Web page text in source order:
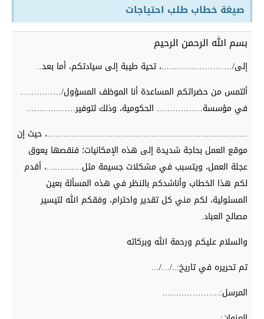
صيغة خطاب طلب احتياجات
بسم الله الرحمن الرحيم
إلى/……………………..، تحية طيبة إلى سيادتكم، أما بعد..
ألتمس من حضراتكم المساعدة أنا الموظف المسؤول/……………
في مؤسسة…………….. الحكومية، وذلك لتوفير………………
……………………………………………………………….، حيث إن
موقع العمل بحاجة شديدة إلى هذه الإمكانيات؛ فنقصها يعوق
عجلة العمل، ويتسبب في مشكلات جسيمة مثل………….، أقدم
لكم هذا الخطاب وأناشدكم بالنظر في هذه المسألة بعين
المسئولية، لكم مني كل تقدير واحترام، وفقكم الله لتيسير
مصالح العباد.
والسلام عليكم ورحمة الله وبركاته
تم تحريره في تاريخ:../…/…
المرسل:…………………